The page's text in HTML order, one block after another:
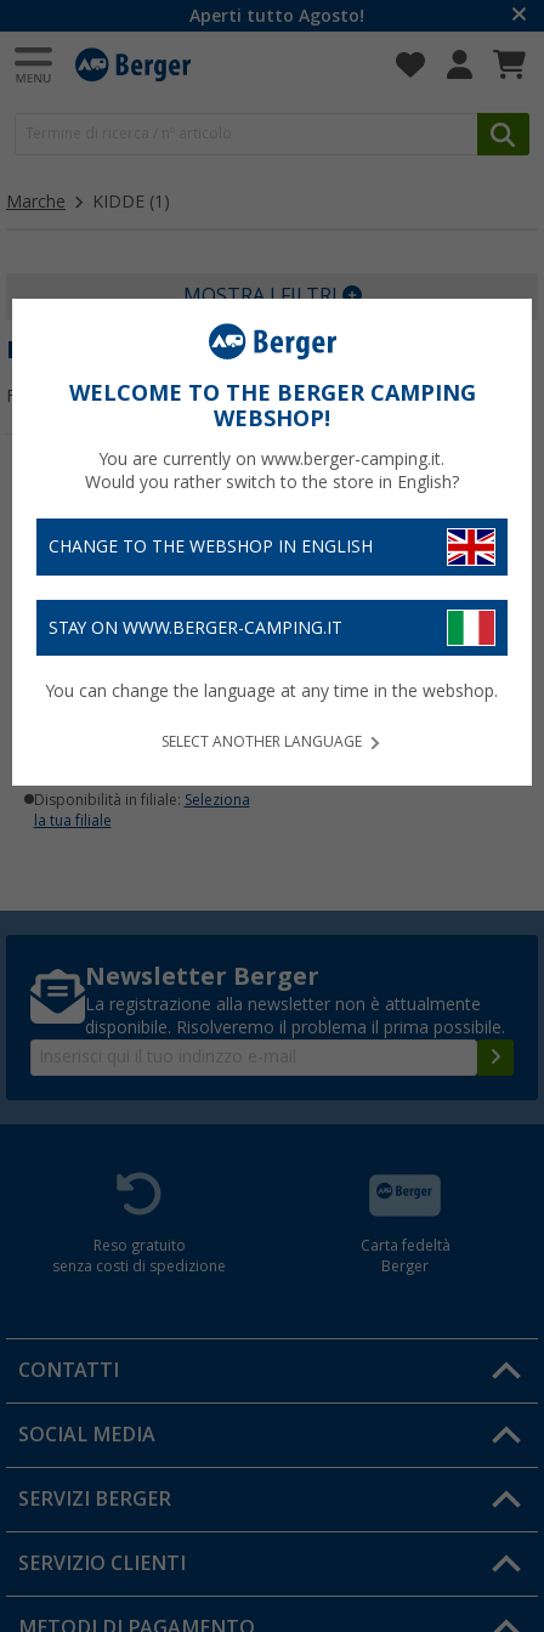
Aperti tutto Agosto!
Marche KIDDE (1)
MOSTRA I FILTRI
KIDDE
Filtrare per:
Kidde KFS 500 Flame Out
spray estinguente 500 g
Disponibilità in filiale: Seleziona
la tua filiale
Newsletter Berger
La registrazione alla newsletter non è attualmente
disponibile. Risolveremo il problema il prima possibile.
Reso gratuito
senza costi di spedizione
Carta fedeltà
Berger
CONTATTI
Orari di apertura del servizio:
Hai una domanda?
SOCIAL MEDIA
SERVIZI BERGER
Diventare rivenditori
Il mio Account
SERVIZIO CLIENTI
METODI DI PAGAMENTO
WELCOME TO THE BERGER CAMPING
WEBSHOP!
You are currently on www.berger-camping.it.
Would you rather switch to the store in English?
CHANGE TO THE WEBSHOP IN ENGLISH
STAY ON WWW.BERGER-CAMPING.IT
You can change the language at any time in the webshop.
SELECT ANOTHER LANGUAGE